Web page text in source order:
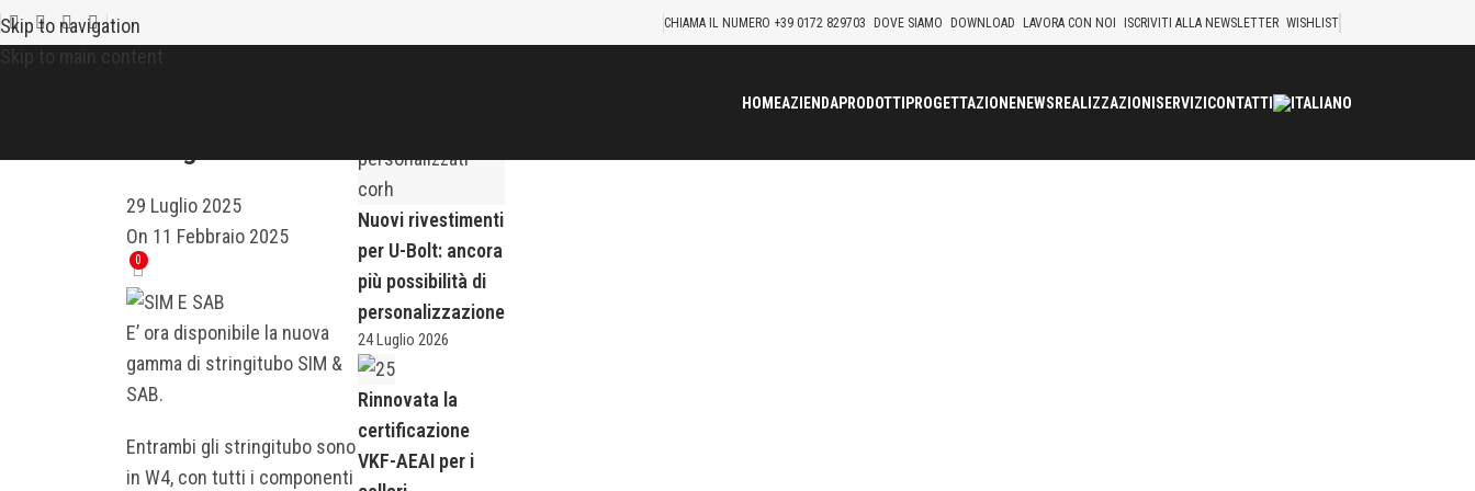
Skip to navigation
CHIAMA IL NUMERO +39 0172 829703 DOVE SIAMO DOWNLOAD LAVORA CON NOI ISCRIVITI ALLA NEWSLETTER WISHLIST
HOMEAZIENDAPRODOTTIPROGETTAZIONENEWSREALIZZAZIONISERVIZICONTATTI
29 Luglio 2025
On 11 Febbraio 2025
0
E’ ora disponibile la nuova
gamma di stringitubo SIM &
SAB.
Entrambi gli stringitubo sono
in W4, con tutti i componenti
Nuovi rivestimenti
per U-Bolt: ancora
più possibilità di
personalizzazione
24 Luglio 2026
Rinnovata la
certificazione
VKF-AEAI per i